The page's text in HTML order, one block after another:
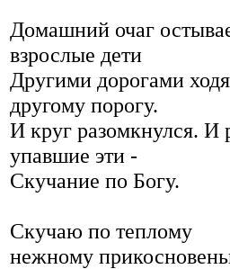
Домашний очаг
взрослые дети
Другими дорогами
другому порогу.
И круг разомкнулся. И
упавшие эти -
Скучание по Богу.
Скучаю по теплому
нежному